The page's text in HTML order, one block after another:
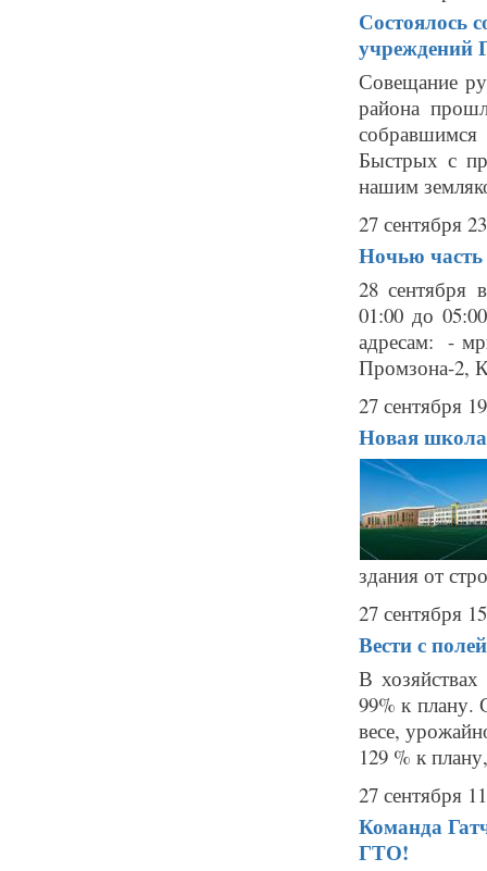
Состоялось
учреждений
Совещание
района
Быстрых с
нашим
27 сентября
Ночью часть
28 сентября
01:00 до
адресам: -
Промзона-2,
27 сентября
Новая
здания от
27 сентября
Вести с
В
99% к плану.
весе,
129 % к
27 сентября
Команда
ГТО!